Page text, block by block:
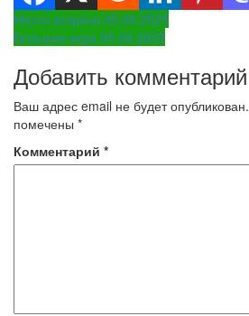
Навигация
по
записям
Место встречи 05.06.2025
Большая игра 05.06.2025
Добавить комментарий
Ваш адрес email не будет опубликован.
помечены *
Комментарий *